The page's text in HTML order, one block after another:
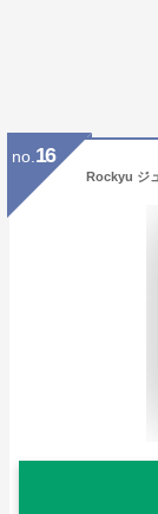
no. 16